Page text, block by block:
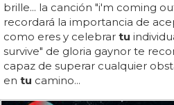
brille... la canción "i'm coming
recordará la importancia de
como eres y celebrar tu
survive" de gloria gaynor te
capaz de superar cualquier
en tu camino...